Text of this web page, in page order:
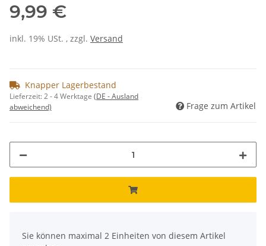
9,99 €
inkl. 19% USt. , zzgl. Versand
Knapper Lagerbestand
Lieferzeit:2 - 4 Werktage (DE - Ausland
abweichend)
Frage zum Artikel
Sie können maximal 2 Einheiten von diesem Artikel